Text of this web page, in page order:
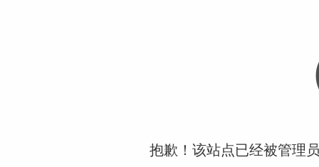
抱歉！该站点已经被管理